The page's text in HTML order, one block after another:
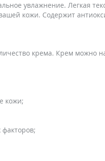
увлажнение. Легкая
кожи. Содержит
крема. Крем можно
кожи;